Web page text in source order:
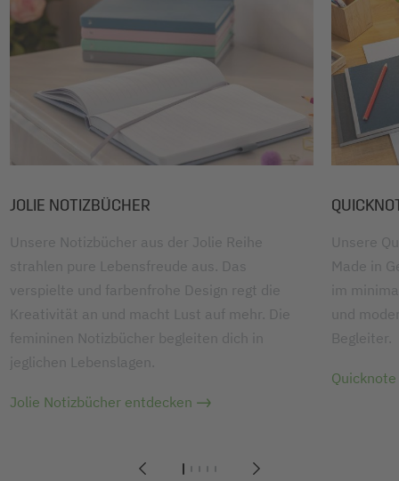
12345
JOLIE NOTIZBÜCHER
Unsere Notizbücher aus der Jolie Reihe
strahlen pure Lebensfreude aus. Das
verspielte und farbenfrohe Design regt die
Kreativität an und macht Lust auf mehr. Die
femininen Notizbücher begleiten dich in
jeglichen Lebenslagen.
Jolie Notizbücher entdecken
Unsere
Made in
im
und
Begleiter.